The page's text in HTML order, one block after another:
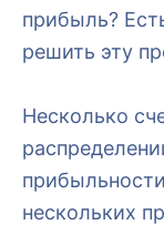
прибыль?
решить эту
Несколько
нескольких